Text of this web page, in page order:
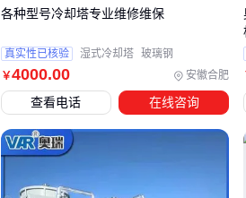
山区昼夜温差显著，金
这些地域特性要求冷却
当供应商声称'参数相同'
实际工况——这才是效果差
三、如何避免冷却塔选
￥4000.00 安徽合肥
各种型号冷却塔专业维修维保
真实性已核验 湿式冷却塔 玻璃钢
查看电话 在线咨询